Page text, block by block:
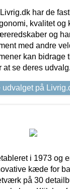
har de
kvalitet og
og
med andre
kan bidrage
at se deres udvalg.
udvalget på
i 1973 og
kæde for
på 30